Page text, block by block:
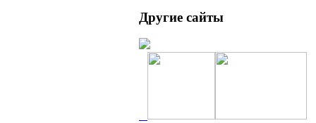
Другие сайты